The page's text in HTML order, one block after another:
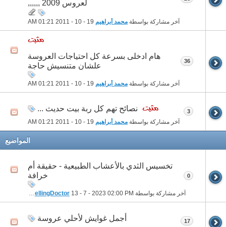
لعروس 2009 ,,,,,,
آخر مشاركة بواسطة محمد أبراهيم 01:21 AM
هام ادخلى بسرعة كل احتياجات العروسة
علشان متنسيش حاجة
آخر مشاركة بواسطة محمد أبراهيم 01:21 AM
36
نصائح تهم كل ربة بيت حديث ...
آخر مشاركة بواسطة محمد أبراهيم 01:21 AM
3
المواضيع
تخسيس الثدي بالأعشاب الطبيعية - حقيقة أم
خرافة
آخر مشاركة بواسطة TheTravellingDoctor 13 - 7 - 2023 02:00 PM
0
أجمل غوايش لأحلي عروسة 17